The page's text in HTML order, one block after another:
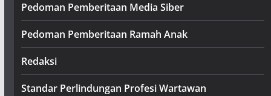
Pedoman Pemberitaan Media Siber
Pedoman Pemberitaan Ramah Anak
Redaksi
Standar Perlindungan Profesi Wartawan